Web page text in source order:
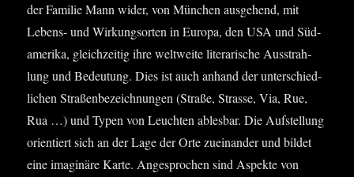
der Fami­lie Mann wider, von Mün­chen aus­ge­hend, mit
Lebens- und Wir­kungs­or­ten in Euro­pa, den USA und Süd­
ame­ri­ka, gleich­zei­tig ihre welt­wei­te lite­ra­ri­sche Aus­strah­
lung und Bedeu­tung. Dies ist auch anhand der unter­schied­
li­chen Stra­ßen­be­zeich­nun­gen (Stra­ße, Stras­se, Via, Rue,
Rua …) und Typen von Leuch­ten ables­bar. Die Auf­stel­lung
ori­en­tiert sich an der Lage der Orte zuein­an­der und bil­det
eine ima­gi­nä­re Kar­te. Ange­spro­chen sind Aspek­te von